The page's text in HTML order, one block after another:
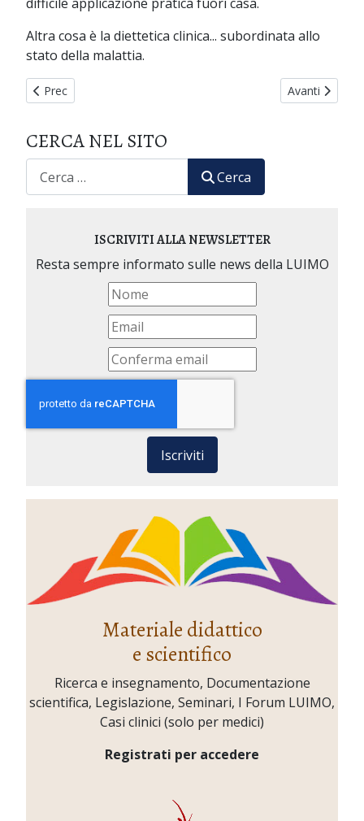
Altra cosa è la diettetica clinica... subordinata allo
stato della malattia.
Articolo precedente: DEDICATO AD ALMA RODRIGUEZ
Prec Articolo
Avanti
CERCA NEL SITO
Cerca
ISCRIVITI ALLA NEWSLETTER
Resta sempre informato sulle news della LUIMO
Iscriviti
Materiale didattico
e scientifico
Ricerca e insegnamento, Documentazione
scientifica, Legislazione, Seminari, I Forum LUIMO,
Casi clinici (solo per medici)
Registrati per accedere